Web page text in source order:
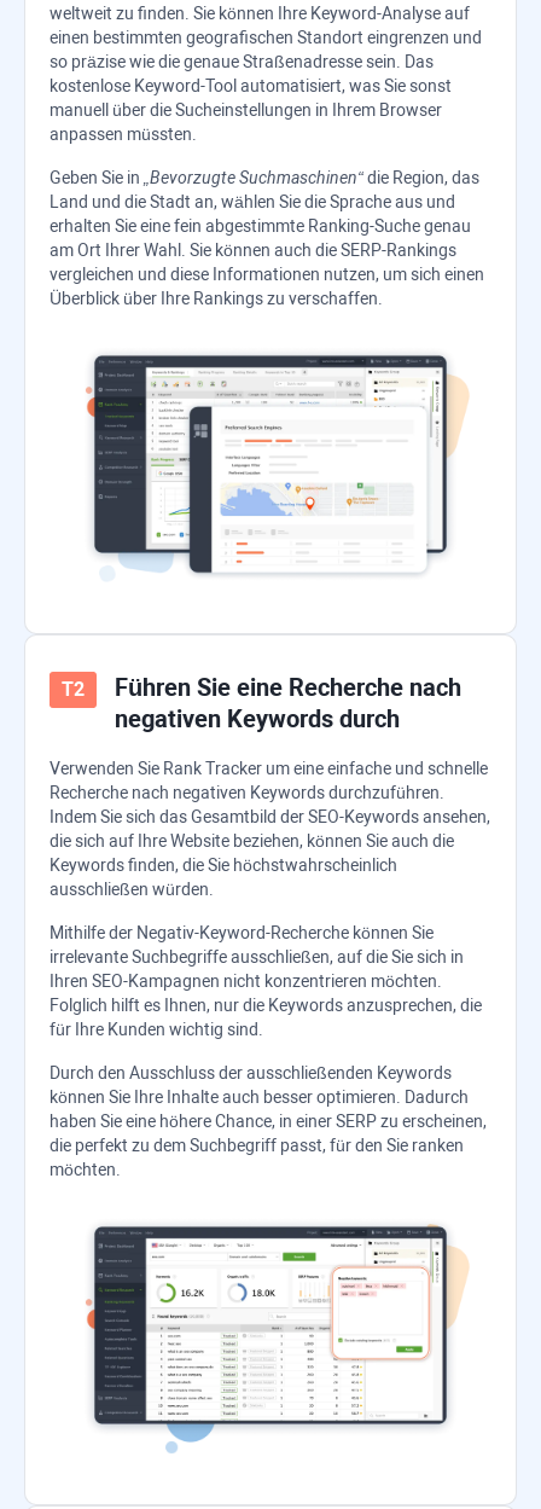
weltweit zu finden. Sie können Ihre Keyword-Analyse auf
einen bestimmten geografischen Standort eingrenzen und
so präzise wie die genaue Straßenadresse sein. Das
kostenlose Keyword-Tool automatisiert, was Sie sonst
manuell über die Sucheinstellungen in Ihrem Browser
anpassen müssten.
Geben Sie in „Bevorzugte Suchmaschinen“die Region, das
Land und die Stadt an, wählen Sie die Sprache aus und
erhalten Sie eine fein abgestimmte Ranking-Suche genau
am Ort Ihrer Wahl. Sie können auch die SERP-Rankings
vergleichen und diese Informationen nutzen, um sich einen
Überblick über Ihre Rankings zu verschaffen.
Führen Sie eine Recherche nach
negativen Keywords durch
Verwenden Sie Rank Tracker um eine einfache und schnelle
Recherche nach negativen Keywords durchzuführen.
Indem Sie sich das Gesamtbild der SEO-Keywords ansehen,
die sich auf Ihre Website beziehen, können Sie auch die
Keywords finden, die Sie höchstwahrscheinlich
ausschließen würden.
Mithilfe der Negativ-Keyword-Recherche können Sie
irrelevante Suchbegriffe ausschließen, auf die Sie sich in
Ihren SEO-Kampagnen nicht konzentrieren möchten.
Folglich hilft es Ihnen, nur die Keywords anzusprechen, die
für Ihre Kunden wichtig sind.
Durch den Ausschluss der ausschließenden Keywords
können Sie Ihre Inhalte auch besser optimieren. Dadurch
haben Sie eine höhere Chance, in einer SERP zu erscheinen,
die perfekt zu dem Suchbegriff passt, für den Sie ranken
möchten.